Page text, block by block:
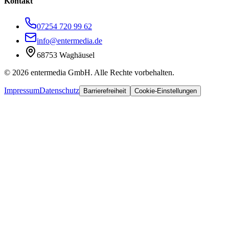
07254 720 99 62
info@entermedia.de
68753 Waghäusel
© 2026 entermedia GmbH. Alle Rechte vorbehalten.
ImpressumDatenschutz Barrierefreiheit Cookie-Einstellungen